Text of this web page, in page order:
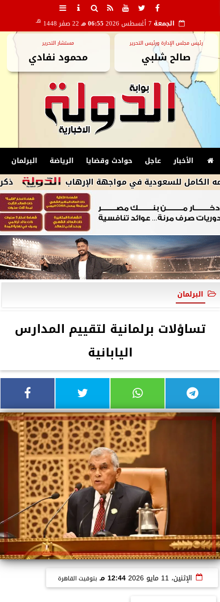
الجمعة 06:55 مـ 22 صفر 1448 هـ
رئيس مجلس الإدارة ورئيس التحرير
صالح شلبي
مستشار التحرير
محمود نفادي
الأخبار عاجل حوادث وقضايا الرياضة البرلمان
ذكرى تاريخية.. للسعودية في مواجهة الإرهاب
البرلمان
تساؤلات برلمانية لتقييم المدارس
اليابانية
الإثنين، 11 مايو 2026 12:44 مـ بتوقيت القاهرة